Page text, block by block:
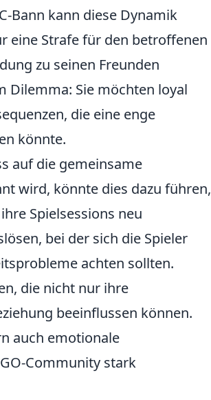
Bann kann diese Dynamik
eine Strafe für den betroffenen
zu seinen Freunden
Dilemma: Sie möchten loyal
die eine enge
könnte.
auf die gemeinsame
wird, könnte dies dazu führen,
Spielsessions neu
bei der sich die Spieler
achten sollten.
die nicht nur ihre
beeinflussen können.
auch emotionale
Community stark